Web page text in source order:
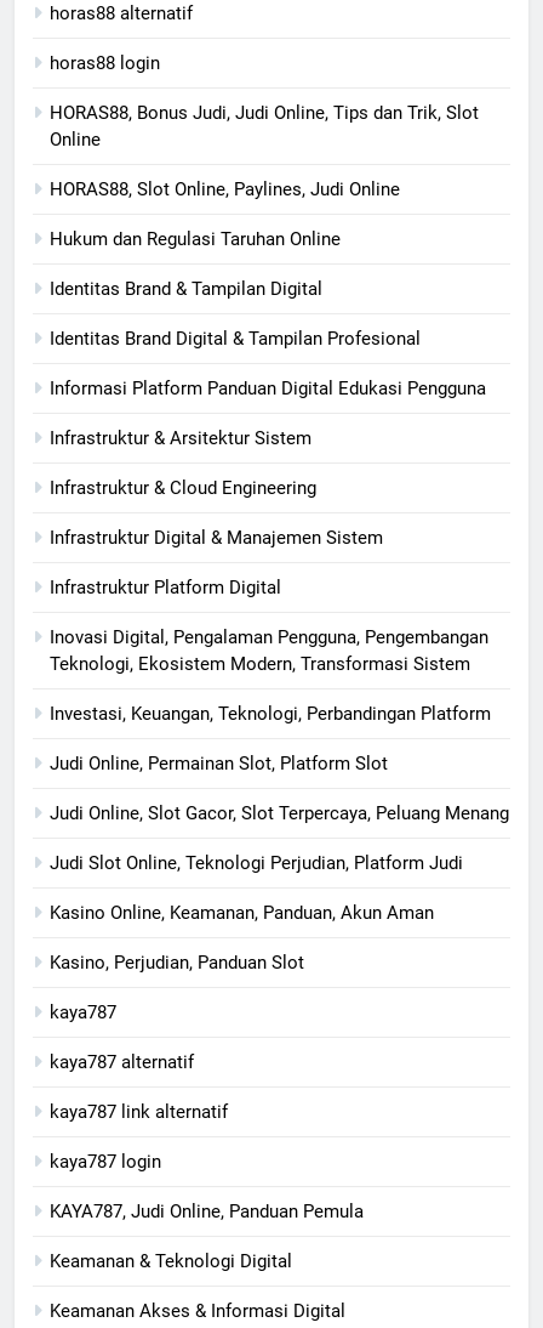
horas88 alternatif
horas88 login
HORAS88, Bonus Judi, Judi Online, Tips dan Trik, Slot
Online
HORAS88, Slot Online, Paylines, Judi Online
Hukum dan Regulasi Taruhan Online
Identitas Brand & Tampilan Digital
Identitas Brand Digital & Tampilan Profesional
Informasi Platform Panduan Digital Edukasi Pengguna
Infrastruktur & Arsitektur Sistem
Infrastruktur & Cloud Engineering
Infrastruktur Digital & Manajemen Sistem
Infrastruktur Platform Digital
Inovasi Digital, Pengalaman Pengguna, Pengembangan
Teknologi, Ekosistem Modern, Transformasi Sistem
Investasi, Keuangan, Teknologi, Perbandingan Platform
Judi Online, Permainan Slot, Platform Slot
Judi Online, Slot Gacor, Slot Terpercaya, Peluang Menang
Judi Slot Online, Teknologi Perjudian, Platform Judi
Kasino Online, Keamanan, Panduan, Akun Aman
Kasino, Perjudian, Panduan Slot
kaya787
kaya787 alternatif
kaya787 link alternatif
kaya787 login
KAYA787, Judi Online, Panduan Pemula
Keamanan & Teknologi Digital
Keamanan Akses & Informasi Digital